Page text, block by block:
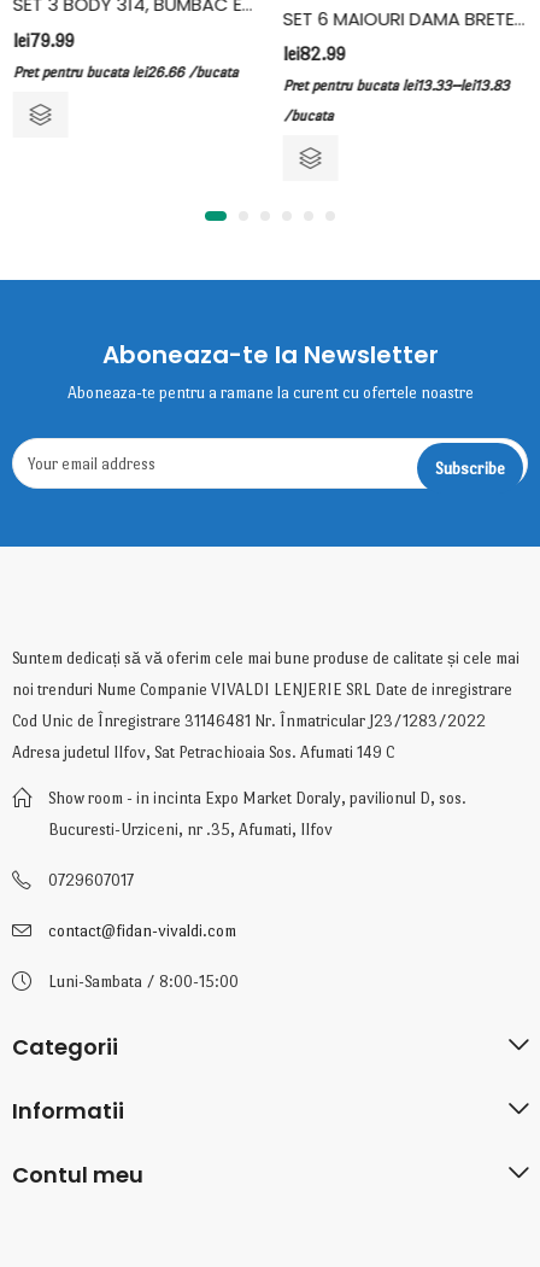
lei79.99
Pret pentru bucata lei26.66 /bucata
SET 6 MAIOURI DAMA BRETEA LATA, BUMBAC, FIDAN, ALB
lei82.99
Pret pentru bucata lei13.33–lei13.83
/bucata
Aboneaza-te la Newsletter
Aboneaza-te pentru a ramane la curent cu ofertele noastre
Suntem dedicați să vă oferim cele mai bune produse de calitate și cele mai
noi trenduri Nume Companie VIVALDI LENJERIE SRL Date de inregistrare
Cod Unic de Înregistrare 31146481 Nr. Înmatricular J23/1283/2022
Adresa judetul Ilfov, Sat Petrachioaia Sos. Afumati 149 C
Show room - in incinta Expo Market Doraly, pavilionul D, sos.
Bucuresti-Urziceni, nr .35, Afumati, Ilfov
0729607017
contact@fidan-vivaldi.com
Luni-Sambata / 8:00-15:00
Categorii
Informatii
Contul meu